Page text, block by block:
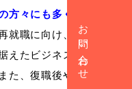
方々にも多くご利用いた
就職に向け、
再発予防プ
えたビジネススキル向上
た、復職後や再就職後も
お問い合わせ